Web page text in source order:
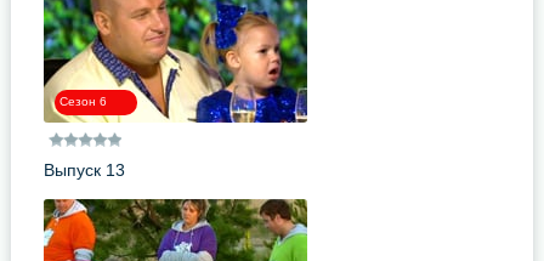
Сезон 6
Выпуск 13